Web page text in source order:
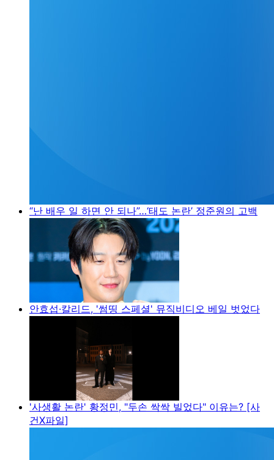
“난 배우 일 하면 안 되나”…‘태도 논란’ 정준원의 고백
안효섭·칼리드, '썸띵 스페셜' 뮤직비디오 베일 벗었다
'사생활 논란' 황정민, "두손 싹싹 빌었다" 이유는? [사
건X파일]